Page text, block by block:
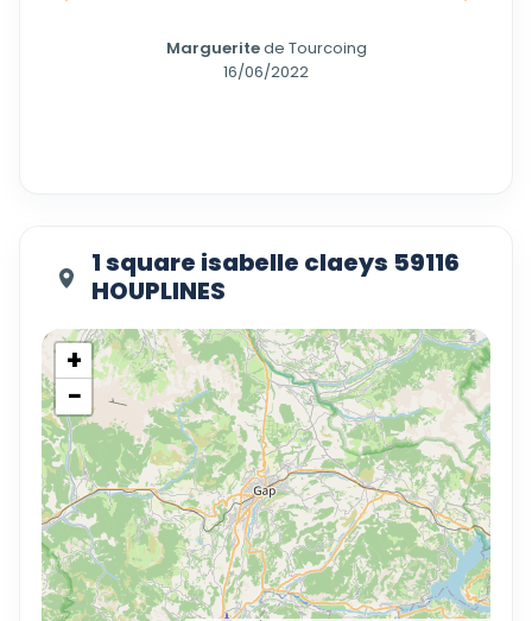
Margueritede Tourcoing
16/06/2022
1 square isabelle claeys 59116
HOUPLINES
+
−